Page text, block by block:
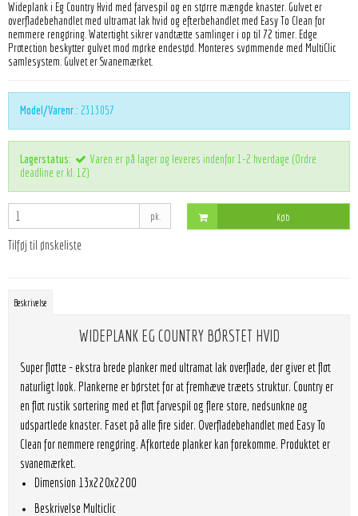
Wideplank i Eg Country Hvid med farvespil og en større mængde knaster. Gulvet er
overfladebehandlet med ultramat lak hvid og efterbehandlet med Easy To Clean for
nemmere rengøring. Watertight sikrer vandtætte samlinger i op til 72 timer. Edge
Protection beskytter gulvet mod mørke endestød. Monteres svømmende med MultiClic
samlesystem. Gulvet er Svanemærket.
Model/Varenr.: 2313057
Lagerstatus:
Varen er på lager og leveres indenfor 1-2 hverdage (Ordre
deadline er kl. 12)
pk. Køb
Tilføj til ønskeliste
Beskrivelse
WIDEPLANK EG COUNTRY BØRSTET HVID
Super flotte - ekstra brede planker med ultramat lak overflade, der giver et flot
naturligt look. Plankerne er børstet for at fremhæve træets struktur. Country er
en flot rustik sortering med et flot farvespil og flere store, nedsunkne og
udspartlede knaster. Faset på alle fire sider. Overfladebehandlet med Easy To
Clean for nemmere rengøring. Afkortede planker kan forekomme. Produktet er
svanemærket.
Dimension 13x220x2200
Beskrivelse Multiclic